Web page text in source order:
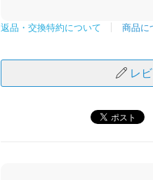
返品・交換特約について 商品に
レ